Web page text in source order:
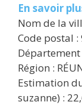
En savoir
Nom de la
Code postal :
Département
Région :
Estimation
suzanne) :